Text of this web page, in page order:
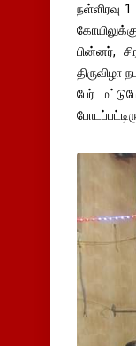
நள்ளிரவு
பின்னர்,
திருவிழா
பேர்